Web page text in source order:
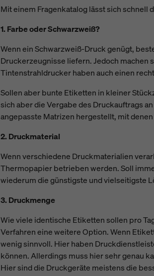
Mit einem Fragenkatalog lässt sich schnell
1. Farbe oder Schwarzweiß?
Wenn ein Schwarzweiß-Druck genügt,
Druckerzeugnisse liefern. Jedoch machen
Tintenstrahldrucker haben auch einen
Sollen aber bunte Etiketten in kleiner
sich aber die Vergabe des Druckauftrags
angepasste Matrizen hergestellt, mit
2. Druckmaterial
Wenn verschiedene Druckmaterialien
Thermopapier betrieben werden. Soll
wiederum die günstigste und vielseitigste
3. Druckmenge
Wie viele identische Etiketten sollen pro
Verfahren eine weitere Option. Wenn
wenig sinnvoll. Hier haben
können. Allerdings muss hier sehr genau
Hier sind die Druckgeräte meistens die